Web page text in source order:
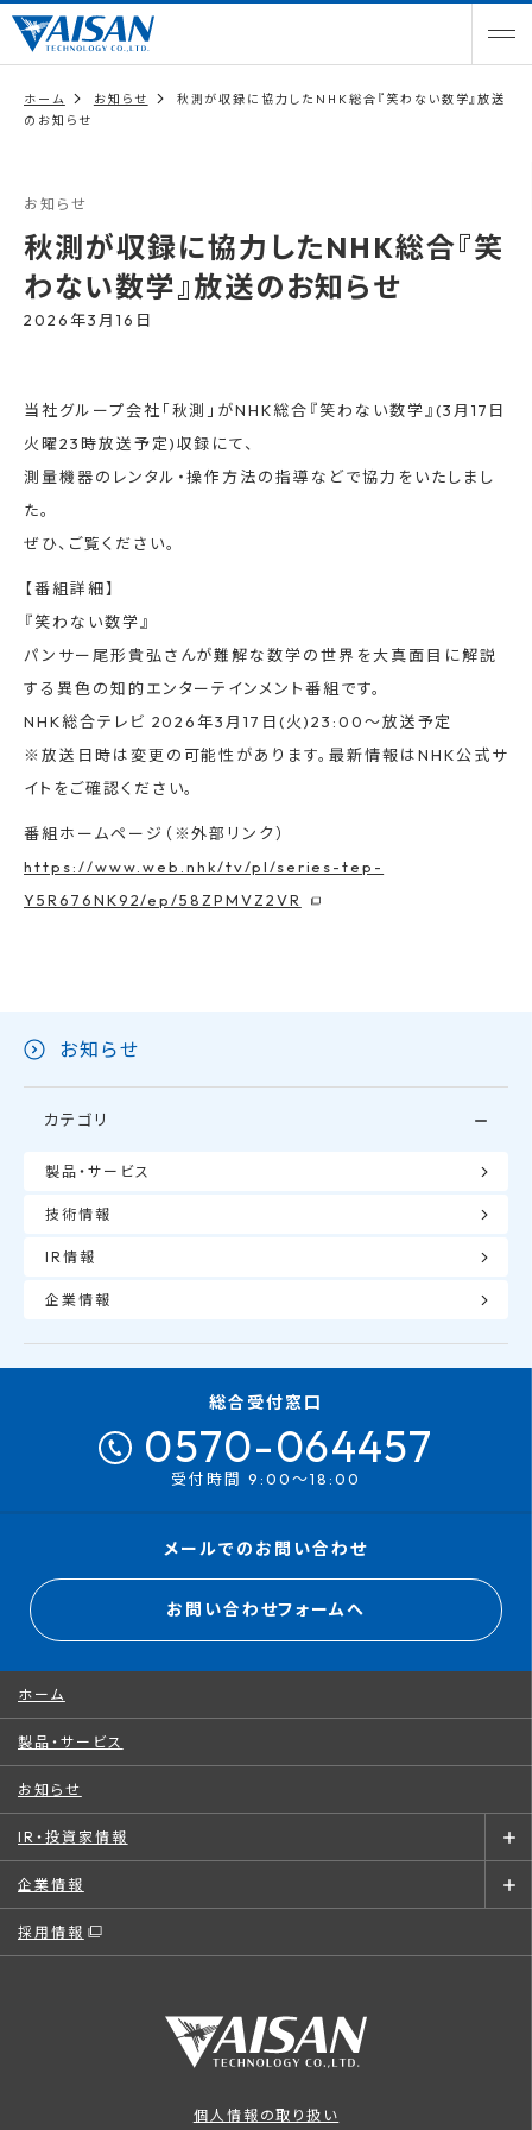
ホーム お知らせ
秋測が収録に協力したNHK総合『笑わない数学』放送
のお知らせ
お知らせ
秋測が収録に協力したNHK総合『笑
わない数学』放送のお知らせ
2026年3月16日
当社グループ会社「秋測」がNHK総合『笑わない数学』(3月 17日
火曜23 時放送予定)収録にて、
測量機器のレンタル・操作方法の指導などで協力をいたしまし
た。
ぜひ、ご覧ください。
【番組詳細】
『笑わない数学』
パンサー尾形貴弘さんが難解な数学の世界を大真面目に解説
する異色の知的エンターテインメント番組です。
NHK総合テレビ 2026年3月17日(火)23:00〜放送予定
※放送日時は変更の可能性があります。最新情報はNHK公式サ
イトをご確認ください。
番組ホームページ（※外部リンク）
https://www.web.nhk/tv/pl/series-tep-
Y5R676NK92/ep/58ZPMVZ2VR
お知らせ
カテゴリ
製品・サービス
技術情報
IR情報
企業情報
総合受付窓口
0570-064457
受付時間 9:00～18:00
メールでのお問い合わせ
お問い合わせフォームへ
ホーム
製品・サービス
お知らせ
IR・投資家情報
企業情報
採用情報
個人情報の取り扱い